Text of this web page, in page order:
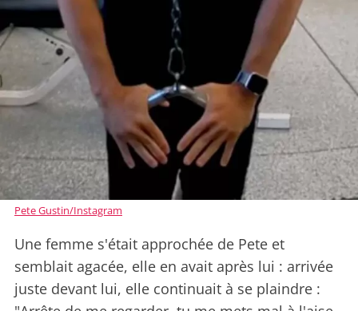
Pete Gustin/Instagram
Une femme s'était approchée de Pete et
semblait agacée, elle en avait après lui : arrivée
juste devant lui, elle continuait à se plaindre :